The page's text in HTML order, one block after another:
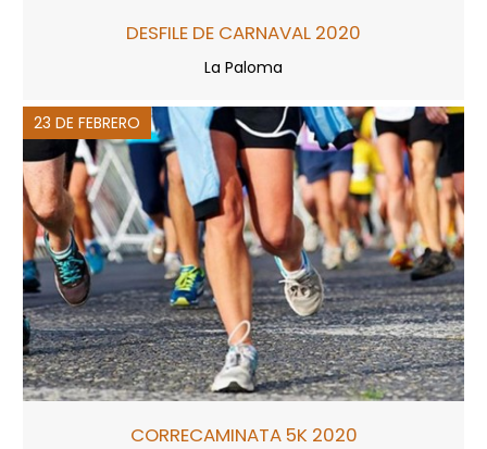
DESFILE DE CARNAVAL 2020
La Paloma
23 DE FEBRERO
CORRECAMINATA 5K 2020